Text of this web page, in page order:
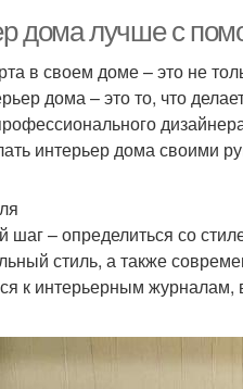
дома лучше с
в своем доме – это не
дома – это то, что
интерьер дома своими
– определиться со
стиль, а также
к интерьерным